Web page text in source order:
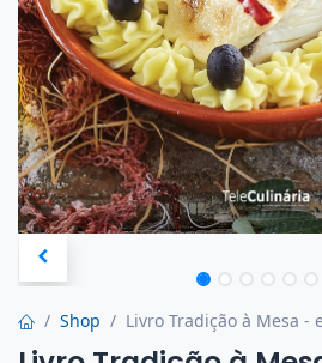
Shop Livro Tradição à Mesa -